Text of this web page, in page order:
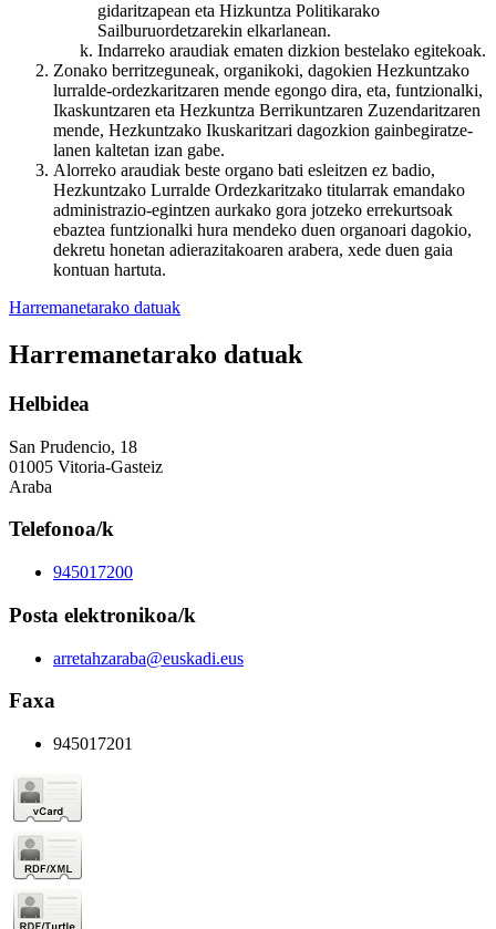
gidaritzapean eta Hizkuntza Politikarako
Sailburuordetzarekin elkarlanean.
Indarreko araudiak ematen dizkion bestelako egitekoak.
Zonako berritzeguneak, organikoki, dagokien Hezkuntzako
lurralde-ordezkaritzaren mende egongo dira, eta, funtzionalki,
Ikaskuntzaren eta Hezkuntza Berrikuntzaren Zuzendaritzaren
mende, Hezkuntzako Ikuskaritzari dagozkion gainbegiratze-
lanen kaltetan izan gabe.
Alorreko araudiak beste organo bati esleitzen ez badio,
Hezkuntzako Lurralde Ordezkaritzako titularrak emandako
administrazio-egintzen aurkako gora jotzeko errekurtsoak
ebaztea funtzionalki hura mendeko duen organoari dagokio,
dekretu honetan adierazitakoaren arabera, xede duen gaia
kontuan hartuta.
Harremanetarako datuak
Harremanetarako datuak
Helbidea
San Prudencio, 18
01005 Vitoria-Gasteiz
Araba
Telefonoa/k
945017200
Posta elektronikoa/k
arretahzaraba@euskadi.eus
Faxa
945017201